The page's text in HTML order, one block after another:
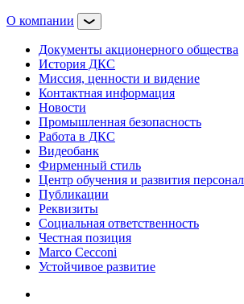
О компании
Документы акционерного общества
История ДКС
Миссия, ценности и видение
Контактная информация
Новости
Промышленная безопасность
Работа в ДКС
Видеобанк
Фирменный стиль
Центр обучения и развития
Публикации
Реквизиты
Социальная ответственность
Честная позиция
Marco Cecconi
Устойчивое развитие